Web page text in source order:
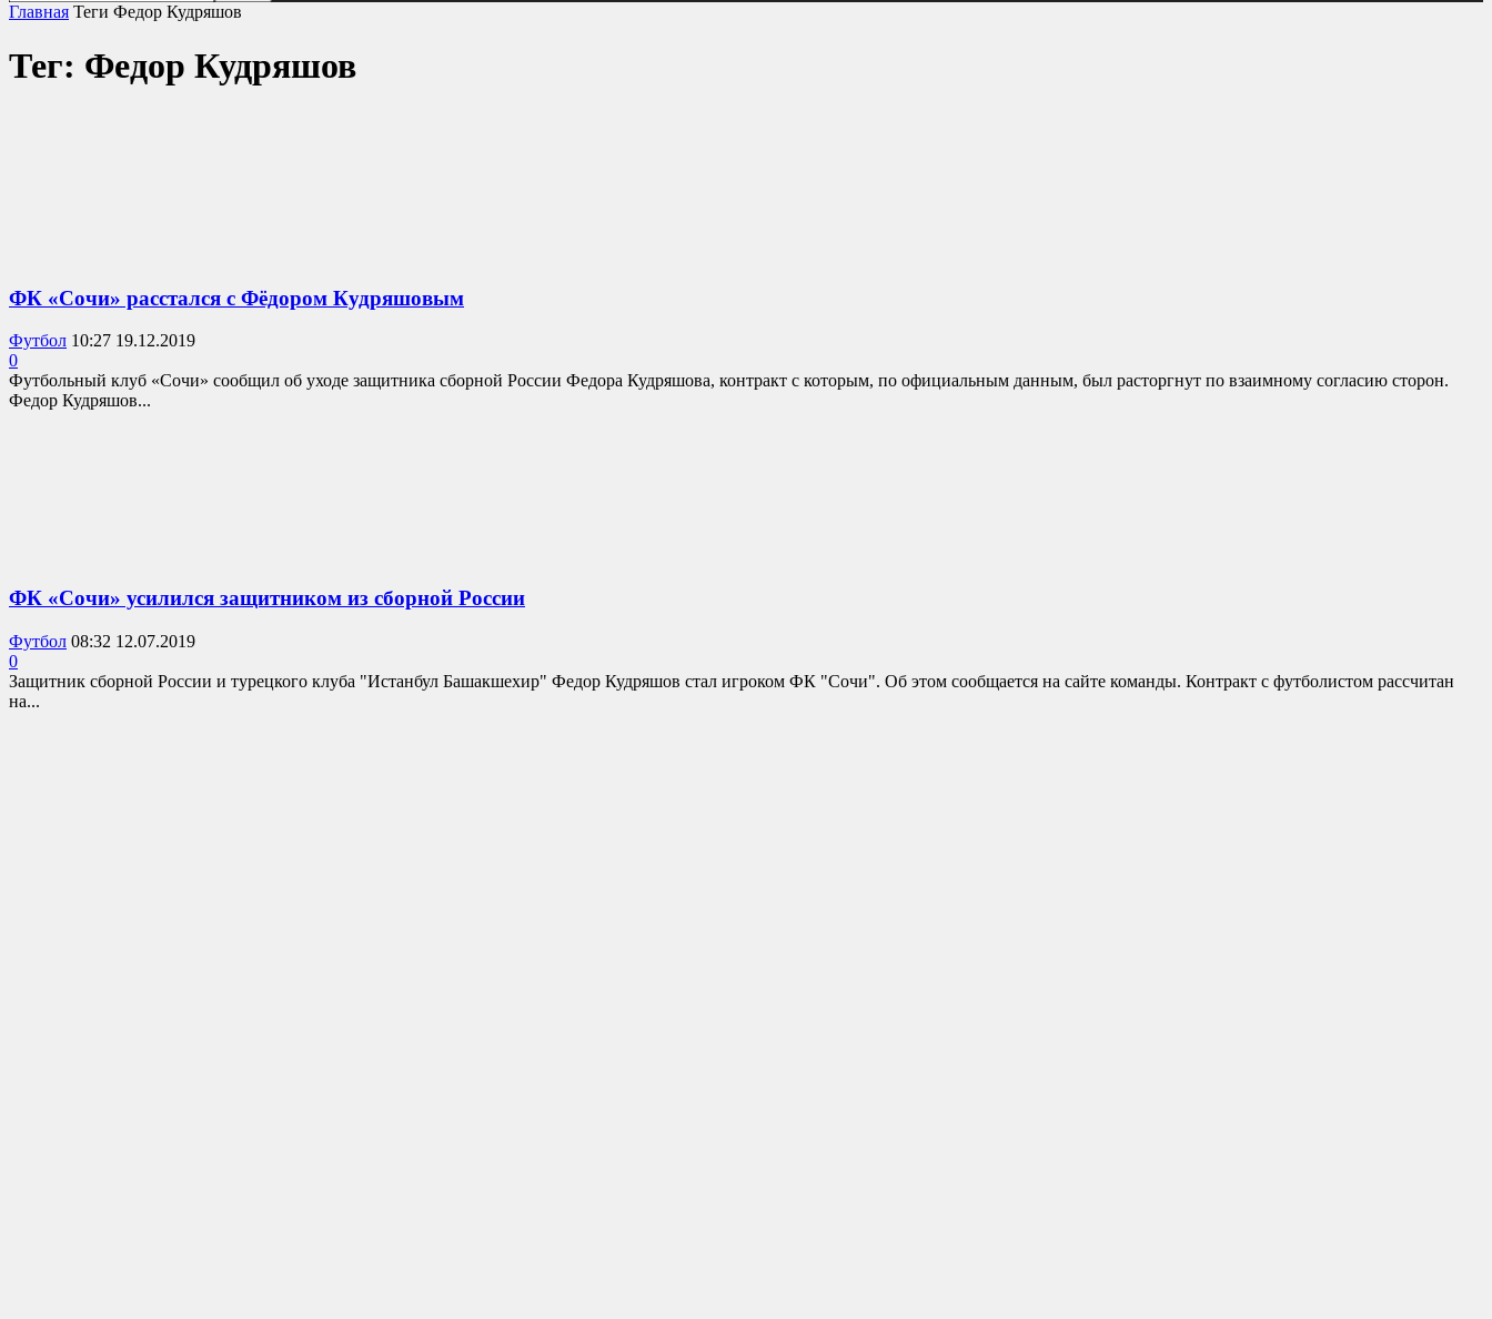
Главная Теги Федор Кудряшов
Тег: Федор Кудряшов
ФК «Сочи» расстался с Фёдором Кудряшовым
Футбол 10:27 19.12.2019
0
Футбольный клуб «Сочи» сообщил об уходе защитника сборной России Федора Кудряшова, контракт с которым, по официальным данным, был расторгнут по взаимному согласию сторон.
Федор Кудряшов...
ФК «Сочи» усилился защитником из сборной России
Футбол 08:32 12.07.2019
0
Защитник сборной России и турецкого клуба "Истанбул Башакшехир" Федор Кудряшов стал игроком ФК "Сочи". Об этом сообщается на сайте команды. Контракт с футболистом рассчитан
на...